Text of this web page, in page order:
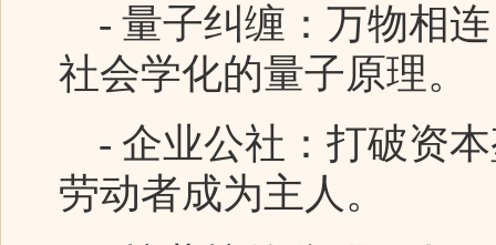
- 量子纠缠：万物相
社会学化的量子原理。
- 企业公社：打破资
劳动者成为主人。